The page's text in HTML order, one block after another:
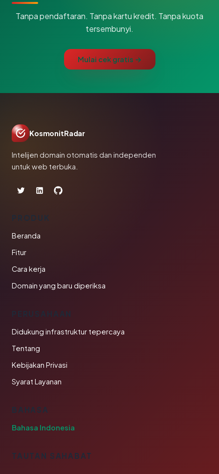
Tanpa pendaftaran. Tanpa kartu kredit. Tanpa kuota
tersembunyi.
Mulai cek gratis →
KosmonitRadar
Intelijen domain otomatis dan independen
untuk web terbuka.
PRODUK
Beranda
Fitur
Cara kerja
Domain yang baru diperiksa
PERUSAHAAN
Didukung infrastruktur tepercaya
Tentang
Kebijakan Privasi
Syarat Layanan
BAHASA
Bahasa Indonesia
TAUTAN SAHABAT